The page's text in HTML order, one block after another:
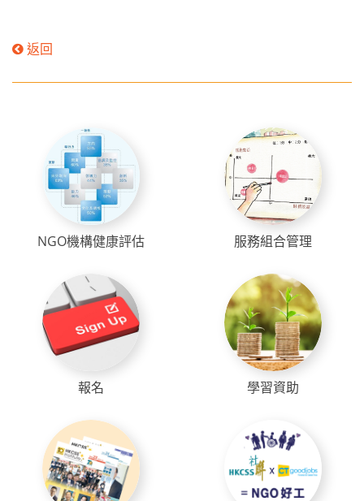
返回
NGO機構健康評估 服務組合管理
報名 學習資助